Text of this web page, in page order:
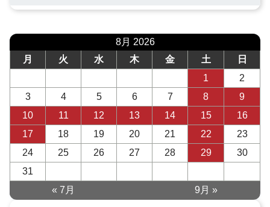
8月 2026
月
火 水 木 金 土
日
1
2
3
4 5 6 7 8
9
10
11 12 13 14 15
16
17
18 19 20 21 22
23
24
25 26 27 28 29
30
31
« 7月
9月 »